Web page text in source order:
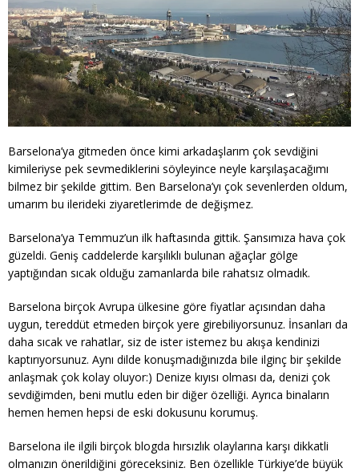
Barselona’ya gitmeden önce kimi arkadaşlarım çok sevdiğini
kimileriyse pek sevmediklerini söyleyince neyle karşılaşacağımı
bilmez bir şekilde gittim. Ben Barselona’yı çok sevenlerden oldum,
umarım bu ilerideki ziyaretlerimde de değişmez.
Barselona’ya Temmuz’un ilk haftasında gittik. Şansımıza hava çok
güzeldi. Geniş caddelerde karşılıklı bulunan ağaçlar gölge
yaptığından sıcak olduğu zamanlarda bile rahatsız olmadık.
Barselona birçok Avrupa ülkesine göre fiyatlar açısından daha
uygun, tereddüt etmeden birçok yere girebiliyorsunuz. İnsanları da
daha sıcak ve rahatlar, siz de ister istemez bu akışa kendinizi
kaptırıyorsunuz. Aynı dilde konuşmadığınızda bile ilginç bir şekilde
anlaşmak çok kolay oluyor:) Denize kıyısı olması da, denizi çok
sevdiğimden, beni mutlu eden bir diğer özelliği. Ayrıca binaların
hemen hemen hepsi de eski dokusunu korumuş.
Barselona ile ilgili birçok blogda hırsızlık olaylarına karşı dikkatli
olmanızın önerildiğini göreceksiniz. Ben özellikle Türkiye’de büyük